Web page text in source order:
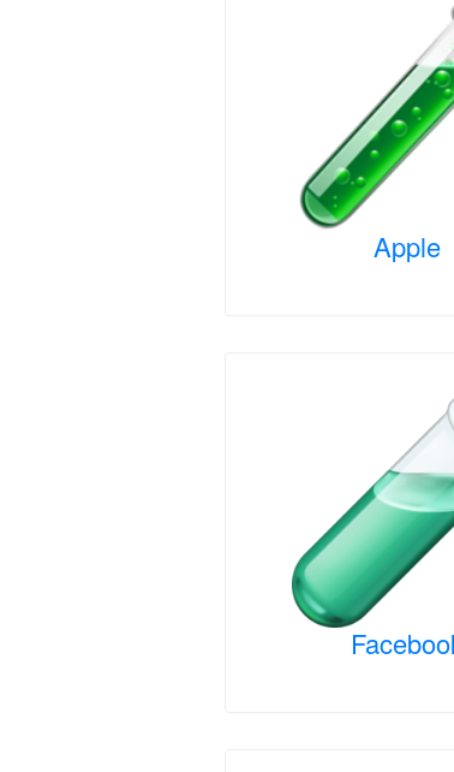
Apple